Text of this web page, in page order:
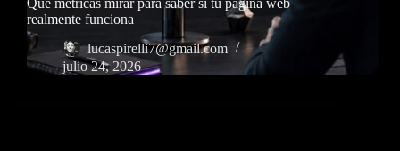
realmente funciona
lucaspirelli7@gmail.com
julio 24, 2026